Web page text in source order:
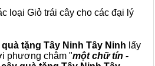
loại Giỏ trái cây cho các đại lý
tặng Tây Ninh Tây Ninh lấy
phương châm "một chữ tín -